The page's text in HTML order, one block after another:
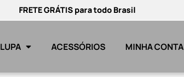
FRETE GRÁTIS para todo Brasil
LUPA ACESSÓRIOS MINHA CONTA